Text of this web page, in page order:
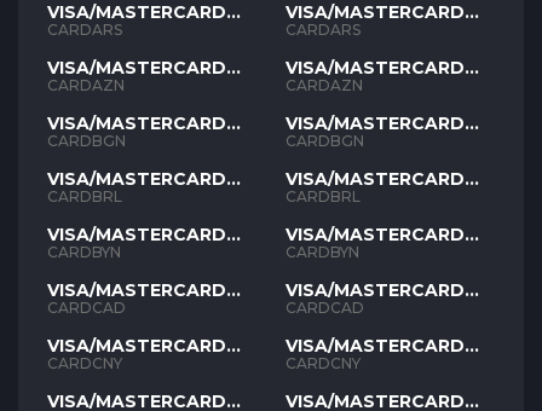
VISA/MASTERCARD
ARS
CARDARS
VISA/MASTERCARD
AZN
CARDAZN
VISA/MASTERCARD
BGN
CARDBGN
VISA/MASTERCARD
BRL
CARDBRL
VISA/MASTERCARD
BYN
CARDBYN
VISA/MASTERCARD
CAD
CARDCAD
VISA/MASTERCARD
CNY
CARDCNY
VISA/MASTERCARD
VISA/MASTERCARD
ARS
CARDARS
VISA/MASTERCARD
AZN
CARDAZN
VISA/MASTERCARD
BGN
CARDBGN
VISA/MASTERCARD
BRL
CARDBRL
VISA/MASTERCARD
BYN
CARDBYN
VISA/MASTERCARD
CAD
CARDCAD
VISA/MASTERCARD
CNY
CARDCNY
VISA/MASTERCARD